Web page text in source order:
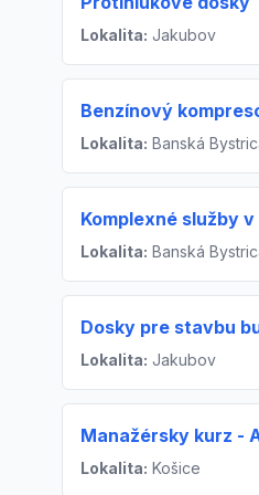
Lokalita: Jakubov
Benzínový
Lokalita: Banská
Komplexné služby
Lokalita: Banská
Dosky pre stavbu
Lokalita: Jakubov
Manažérsky kurz -
Lokalita: Košice